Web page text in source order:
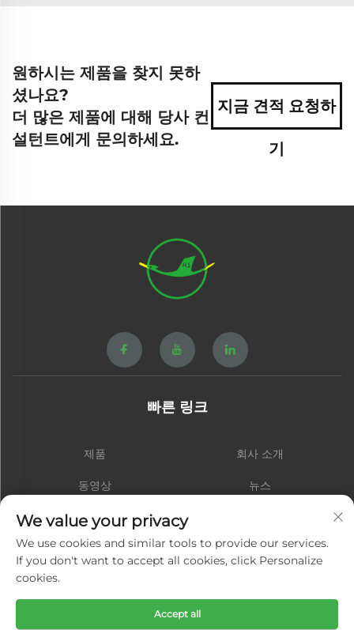
원하시는 제품을 찾지 못하
셨나요?
더 많은 제품에 대해 당사 컨
설턴트에게 문의하세요.
지금 견적 요청하
기
빠른 링크
제품 회사 소개
동영상 뉴스
연락처
We value your privacy
We use cookies and similar tools to provide our services.
If you don't want to accept all cookies, click Personalize
cookies.
Accept all